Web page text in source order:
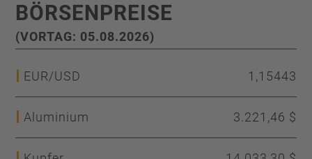
BÖRSENPREISE
(VORTAG: 05.08.2026)
EUR/USD 1,15443
Aluminium 3.221,46 $